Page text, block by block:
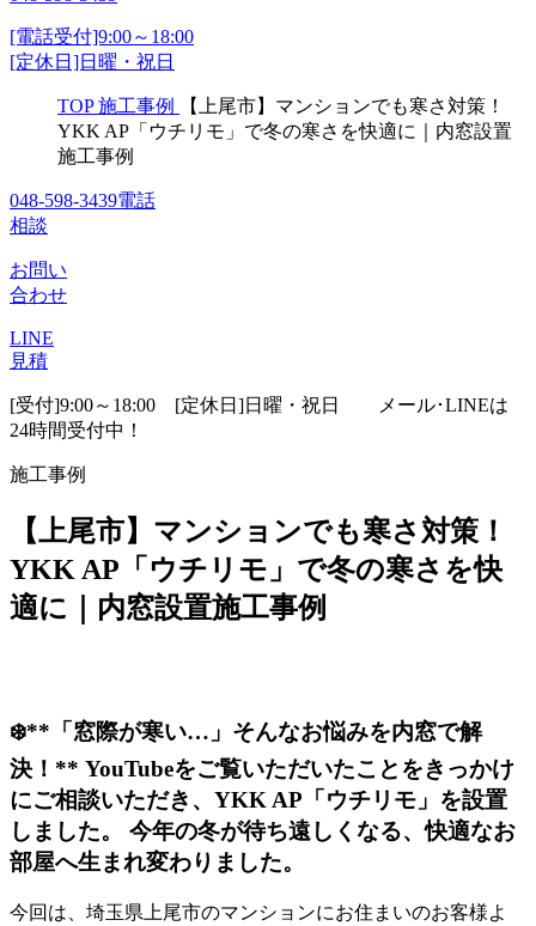
[電話受付]9:00～18:00
[定休日]日曜・祝日
TOP 施工事例
【上尾市】マンションでも寒さ対策！
YKK AP「ウチリモ」で冬の寒さを快適に｜内窓設置
施工事例
048-598-3439電話
相談
お問い
合わせ
LINE
見積
[受付]9:00～18:00 [定休日]日曜・祝日
メール･LINEは
24時間受付中！
施工事例
【上尾市】マンションでも寒さ対策！
YKK AP「ウチリモ」で冬の寒さを快
適に｜内窓設置施工事例
❄️**「窓際が寒い…」そんなお悩みを内窓で解
決！** YouTubeをご覧いただいたことをきっかけ
にご相談いただき、YKK AP「ウチリモ」を設置
しました。 今年の冬が待ち遠しくなる、快適なお
部屋へ生まれ変わりました。
今回は、埼玉県上尾市のマンションにお住まいのお客様よ